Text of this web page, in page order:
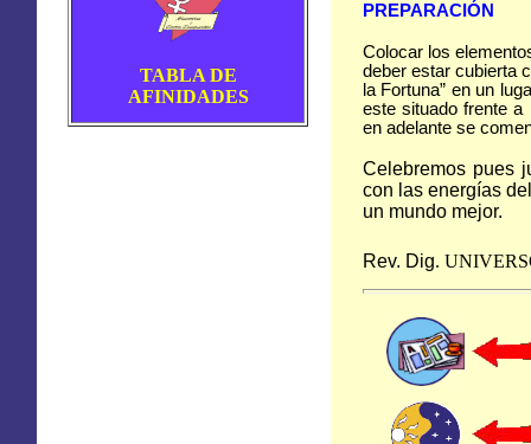
TABLA DE
AFINIDADES
PREPARACIÓN
Colocar los
deber estar cubierta
la Fortuna” en un
este situado frente a
en adelante se
Celebremos pues
con las energías
un mundo mejor.
Rev. Dig.